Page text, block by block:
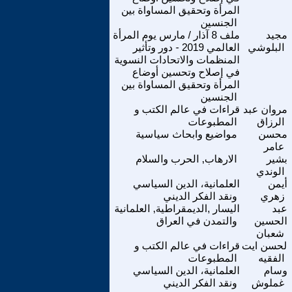
المرأة وتحقيق المساواة بين
الجنسين
ملف 8 آذار / مارس يوم المرأة
العالمي 2019 - دور وتأثير
المنظمات والاتحادات النسوية
في إصلاح وتحسين أوضاع
المرأة وتحقيق المساواة بين
الجنسين
مجيد
البلوشي
قراءات في عالم الكتب و
المطبوعات
مروان عبد
الرزاق
مواضيع وابحاث سياسية
محسن
عامر
الارهاب, الحرب والسلام
بشير
الوندي
العلمانية، الدين السياسي
ونقد الفكر الديني
أيمن
زهري
اليسار ,الديمقراطية, العلمانية
والتمدن في العراق
عبد
الحسين
شعبان
قراءات في عالم الكتب و
المطبوعات
لحسن ايت
الفقيه
العلمانية، الدين السياسي
ونقد الفكر الديني
وسام
غملوش